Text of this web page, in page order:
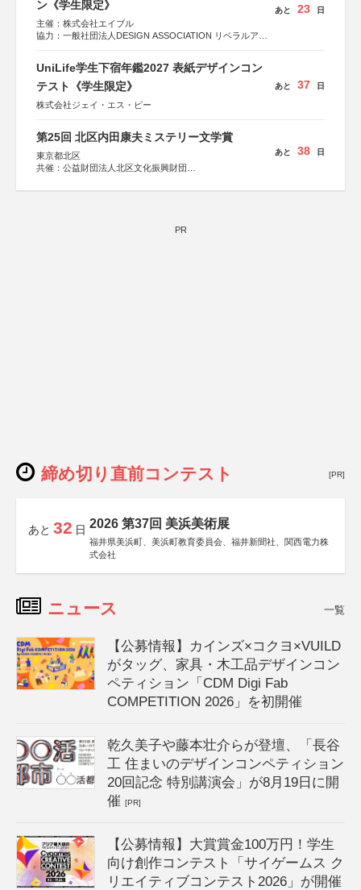
ン《学生限定》
主催：株式会社エイブル
協力：一般社団法人DESIGN ASSOCIATION リベラルアー
運営：TOKYO COMPANY株式会社
あと 23 日
UniLife学生下宿年鑑2027 表紙デザインコン
テスト《学生限定》
株式会社ジェイ・エス・ビー
あと 37 日
第25回 北区内田康夫ミステリー文学賞
東京都北区
共催：公益財団法人北区文化振興財団
協賛：株式会社実業之日本社
あと 38 日
PR
締め切り直前コンテスト [PR]
あと 32 日 2026 第37回 美浜美術展
福井県美浜町、美浜町教育委員会、福井新聞社、関西電力株
式会社
ニュース 一覧
【公募情報】カインズ×コクヨ×VUILD
がタッグ、家具・木工品デザインコン
ペティション「CDM Digi Fab
COMPETITION 2026」を初開催
乾久美子や藤本壮介らが登壇、「長谷
工 住まいのデザインコンペティション
20回記念 特別講演会」が8月19日に開
催[PR]
【公募情報】大賞賞金100万円！学生
向け創作コンテスト「サイゲームス ク
リエイティブコンテスト2026」が開催